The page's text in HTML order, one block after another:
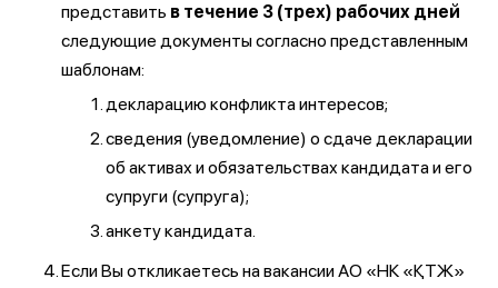
представить в течение 3 (трех) рабочих дней
следующие документы согласно представленным
шаблонам:
декларацию конфликта интересов;
сведения (уведомление) о сдаче декларации
об активах и обязательствах кандидата и его
супруги (супруга);
анкету кандидата.
Если Вы откликаетесь на вакансии АО «НК «ҚТЖ»